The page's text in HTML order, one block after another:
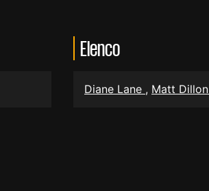
Elenco
Diane Lane , Matt Dillon